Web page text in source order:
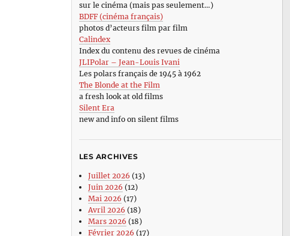
sur le cinéma (mais pas seulement…)
BDFF (cinéma français)
photos d’acteurs film par film
Calindex
Index du contenu des revues de cinéma
JLIPolar – Jean-Louis Ivani
Les polars français de 1945 à 1962
The Blonde at the Film
a fresh look at old films
Silent Era
new and info on silent films
LES ARCHIVES
Juillet 2026 (13)
Juin 2026 (12)
Mai 2026 (17)
Avril 2026 (18)
Mars 2026 (18)
Février 2026 (17)